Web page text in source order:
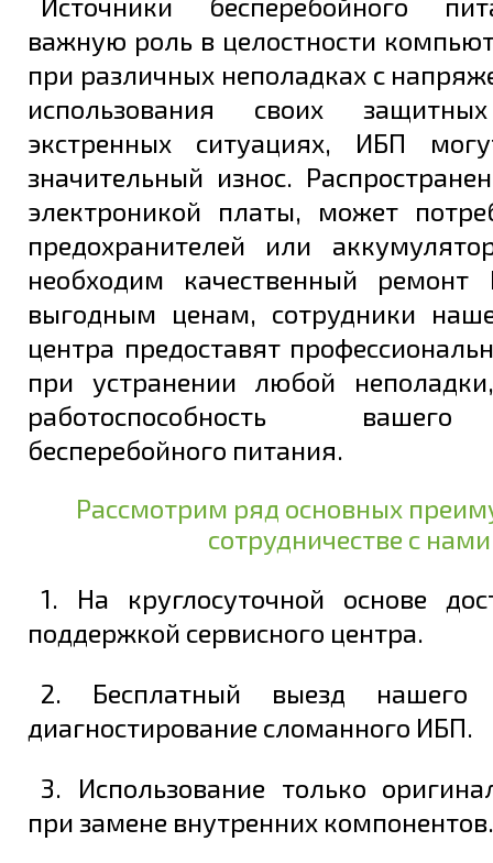
важную роль в целостности
при различных неполадках с
использования своих
экстренных ситуациях, ИБП
значительный износ.
электроникой платы, может
предохранителей или
необходим качественный
выгодным ценам, сотрудники
центра предоставят
при устранении любой
работоспособность
бесперебойного питания.
Рассмотрим ряд основных
сотрудничестве с
1. На круглосуточной основе
поддержкой сервисного центра.
2. Бесплатный выезд нашего
диагностирование сломанного ИБП.
3. Использование только
при замене внутренних компонентов.